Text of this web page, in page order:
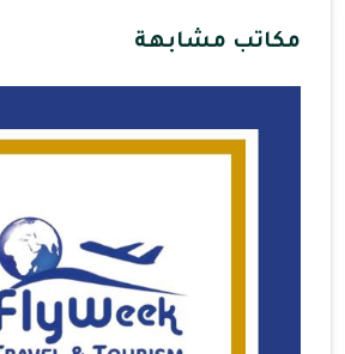
مكاتب مشابهة